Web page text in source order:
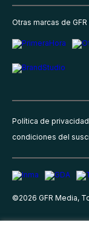
Otras marcas de
Política de privacidad
condiciones del
©2026 GFR Media,